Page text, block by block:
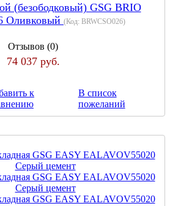
(безободковый) GSG BRIO
Оливковый (Код: BRWCSO026)
Отзывов (0)
74 037 руб.
к
В список
пожеланий